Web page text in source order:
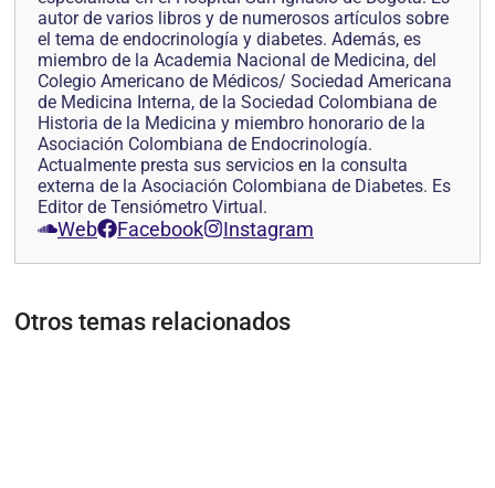
autor de varios libros y de numerosos artículos sobre
el tema de endocrinología y diabetes. Además, es
miembro de la Academia Nacional de Medicina, del
Colegio Americano de Médicos/ Sociedad Americana
de Medicina Interna, de la Sociedad Colombiana de
Historia de la Medicina y miembro honorario de la
Asociación Colombiana de Endocrinología.
Actualmente presta sus servicios en la consulta
externa de la Asociación Colombiana de Diabetes. Es
Editor de Tensiómetro Virtual.
Web Facebook Instagram
Otros temas relacionados